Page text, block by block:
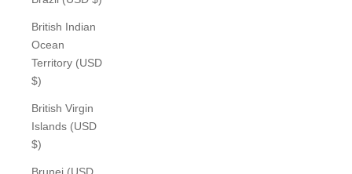
British Indian
Ocean
Territory (USD
$)
British Virgin
Islands (USD
$)
Brunei (USD